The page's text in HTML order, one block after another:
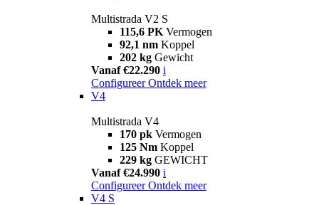
Multistrada V2 S
115,6 PK Vermogen
92,1 nm Koppel
202 kg Gewicht
Vanaf €22.290 i
Configureer Ontdek meer
V4
Multistrada V4
170 pk Vermogen
125 Nm Koppel
229 kg GEWICHT
Vanaf €24.990 i
Configureer Ontdek meer
V4 S